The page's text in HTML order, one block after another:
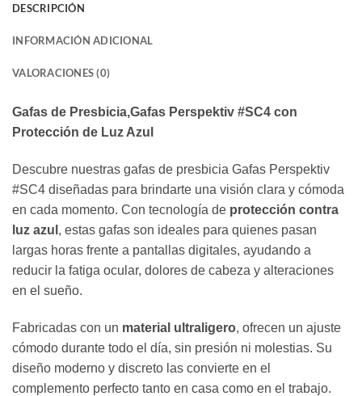
DESCRIPCIÓN
INFORMACIÓN ADICIONAL
VALORACIONES (0)
Gafas de Presbicia,Gafas Perspektiv #SC4 con
Protección de Luz Azul
Descubre nuestras gafas de presbicia Gafas Perspektiv
#SC4 diseñadas para brindarte una visión clara y cómoda
en cada momento. Con tecnología de protección contra
luz azul , estas gafas son ideales para quienes pasan
largas horas frente a pantallas digitales, ayudando a
reducir la fatiga ocular, dolores de cabeza y alteraciones
en el sueño.
Fabricadas con un material ultraligero, ofrecen un ajuste
cómodo durante todo el día, sin presión ni molestias. Su
diseño moderno y discreto las convierte en el
complemento perfecto tanto en casa como en el trabajo.